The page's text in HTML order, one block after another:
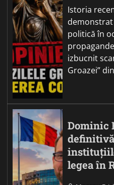
Istoria
politică în
izbucnit
Groazei”
Dominic
legea în